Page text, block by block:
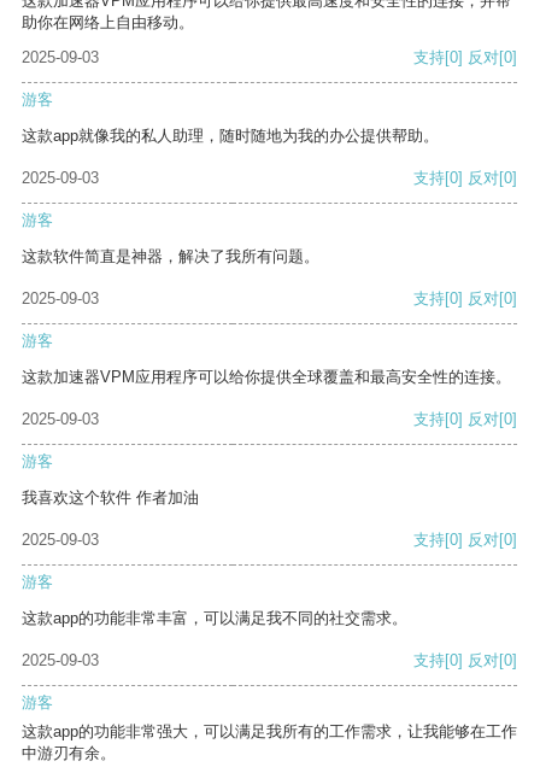
助你在网络上自由移动。
2025-09-03
支持[0] 反对[0]
游客
这款app就像我的私人助理，随时随地为我的办公提供帮助。
2025-09-03 支持[0] 反对[0]
游客
这款软件简直是神器，解决了我所有问题。
2025-09-03 支持[0] 反对[0]
游客
这款加速器VPM应用程序可以给你提供全球覆盖和最高安全性的连接。
2025-09-03 支持[0] 反对[0]
游客
我喜欢这个软件 作者加油
2025-09-03 支持[0] 反对[0]
游客
这款app的功能非常丰富，可以满足我不同的社交需求。
2025-09-03 支持[0] 反对[0]
游客
这款app的功能非常强大，可以满足我所有的工作需求，让我能够在工作
中游刃有余。